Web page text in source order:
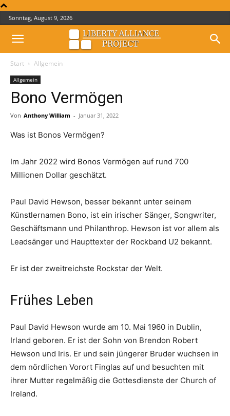
Sonntag, August 9, 2026
Start Allgemein
Allgemein
Bono Vermögen
Von Anthony William - Januar 31, 2022
Was ist Bonos Vermögen?
Im Jahr 2022 wird Bonos Vermögen auf rund 700
Millionen Dollar geschätzt.
Paul David Hewson, besser bekannt unter seinem
Künstlernamen Bono, ist ein irischer Sänger, Songwriter,
Geschäftsmann und Philanthrop. Hewson ist vor allem als
Leadsänger und Haupttexter der Rockband U2 bekannt.
Er ist der zweitreichste Rockstar der Welt.
Frühes Leben
Paul David Hewson wurde am 10. Mai 1960 in Dublin,
Irland geboren. Er ist der Sohn von Brendon Robert
Hewson und Iris. Er und sein jüngerer Bruder wuchsen in
dem nördlichen Vorort Finglas auf und besuchten mit
ihrer Mutter regelmäßig die Gottesdienste der Church of
Ireland.